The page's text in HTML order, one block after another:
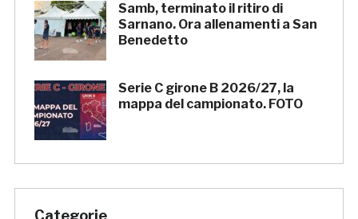
Samb, terminato il ritiro di
Sarnano. Ora allenamenti a San
Benedetto
Serie C girone B 2026/27, la
mappa del campionato. FOTO